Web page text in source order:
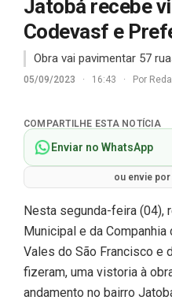
Jatobá recebe
Codevasf e
Obra vai pavimentar 57
05/09/2023 · 16:43 · Por
COMPARTILHE ESTA NOTÍCIA
Enviar no WhatsApp
ou envie
Nesta segunda-feira (04),
Municipal e da
Vales do São Francisco e
fizeram, uma vistoria à
andamento no bairro